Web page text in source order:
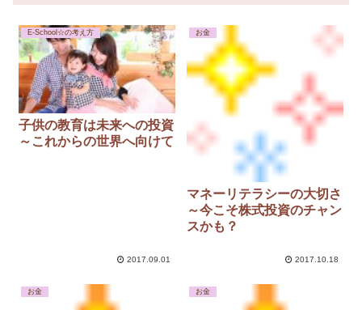
E-School☆の考え方
子供の教育は未来への投資
～これからの世界へ向けて
2017.09.01
お金
マネーリテラシーの大切さ
～今こそ株式投資のチャン
スかも？
2017.10.18
お金 お金